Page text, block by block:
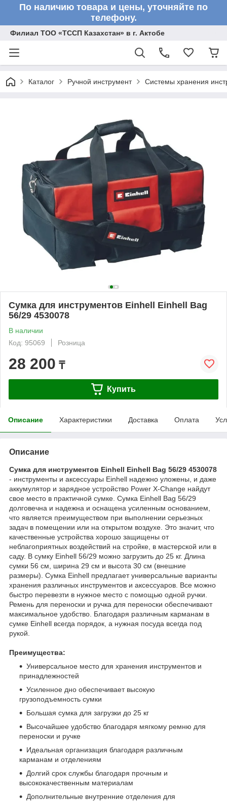
По наличию товара и цены, уточняйте по
телефону.
Филиал ТОО «ТССП Казахстан» в г. Актобе
Каталог Ручной инструмент Системы хранения
Сумка для инструментов Einhell Einhell Bag
56/29 4530078
В наличии
Код: 95069
Розница
28 200 ₸
Купить
Описание Характеристики Доставка Оплата
Описание
Сумка для инструментов Einhell Einhell Bag 56/29 4530078
- инструменты и аксессуары Einhell надежно уложены, и даже
аккумулятор и зарядное устройство Power X-Change найдут
свое место в практичной сумке. Сумка Einhell Bag 56/29
долговечна и надежна и оснащена усиленным основанием,
что является преимуществом при выполнении серьезных
задач в помещении или на открытом воздухе. Это значит, что
качественные устройства хорошо защищены от
неблагоприятных воздействий на стройке, в мастерской или в
саду. В сумку Einhell 56/29 можно загрузить до 25 кг. Длина
сумки 56 см, ширина 29 см и высота 30 см (внешние
размеры). Сумка Einhell предлагает универсальные варианты
хранения различных инструментов и аксессуаров. Все можно
быстро перевезти в нужное место с помощью одной ручки.
Ремень для переноски и ручка для переноски обеспечивают
максимальное удобство. Благодаря различным карманам в
сумке Einhell всегда порядок, а нужная посуда всегда под
рукой.
Преимущества:
Универсальное место для хранения инструментов и
принадлежностей
Усиленное дно обеспечивает высокую
грузоподъемность сумки
Большая сумка для загрузки до 25 кг
Высочайшее удобство благодаря мягкому ремню для
переноски и ручке
Идеальная организация благодаря различным
карманам и отделениям
Долгий срок службы благодаря прочным и
высококачественным материалам
Дополнительные внутренние отделения для